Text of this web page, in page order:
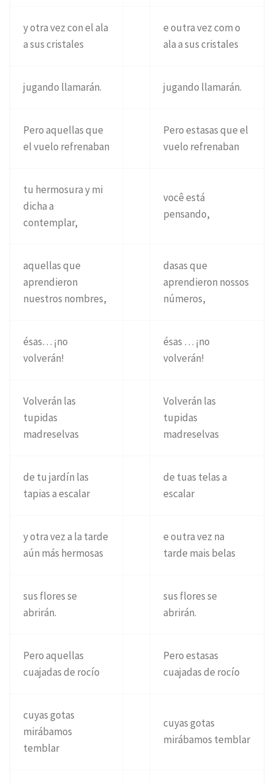
y otra vez con el ala
a sus cristales
e outra vez com o
ala a sus cristales
jugando llamarán. jugando llamarán.
Pero aquellas que
el vuelo refrenaban
Pero estasas que el
vuelo refrenaban
tu hermosura y mi
dicha a
contemplar,
você está
pensando,
aquellas que
aprendieron
nuestros nombres,
dasas que
aprendieron nossos
números,
ésas… ¡no
volverán!
ésas … ¡no
volverán!
Volverán las
tupidas
madreselvas
Volverán las
tupidas
madreselvas
de tu jardín las
tapias a escalar
de tuas telas a
escalar
y otra vez a la tarde
aún más hermosas
e outra vez na
tarde mais belas
sus flores se
abrirán.
sus flores se
abrirán.
Pero aquellas
cuajadas de rocío
Pero estasas
cuajadas de rocío
cuyas gotas
mirábamos
temblar
cuyas gotas
mirábamos temblar